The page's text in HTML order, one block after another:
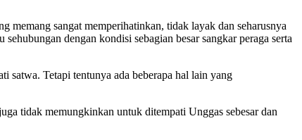
sangat memperihatinkan, tidak layak dan seharusnya
dengan kondisi sebagian besar sangkar peraga serta
satwa. Tetapi tentunya ada beberapa hal lain yang
tidak memungkinkan untuk ditempati Unggas sebesar dan